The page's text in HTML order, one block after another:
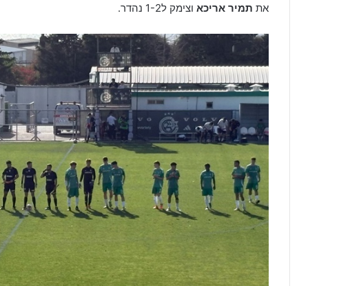
את תמיר אריכא וצימק ל1-2 נהדר.